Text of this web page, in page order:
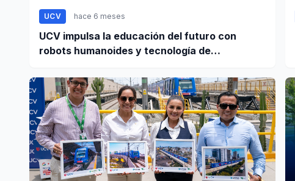
UCV hace 6 meses
UCV impulsa la educación del futuro con
robots humanoides y tecnología de